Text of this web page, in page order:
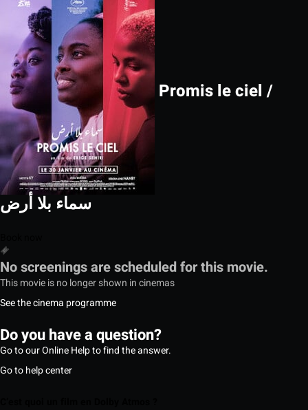
Promis le ciel /
سماء بلا أرض
No screenings are scheduled for this movie.
This movie is no longer shown in cinemas
See the cinema programme
Do you have a question?
Go to our Online Help to find the answer.
Go to help center